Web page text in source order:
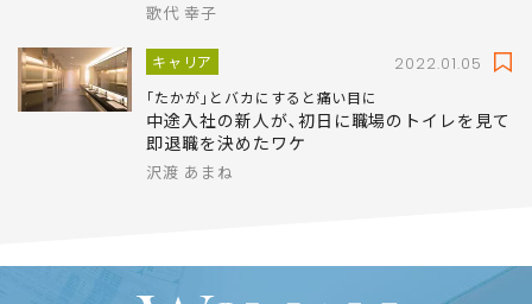
歌代 幸子
キャリア 2022.01.05
｢たかが｣とバカにすると痛い目に
中途入社の新人が､初日に職場のトイレを見て
即退職を決めたワケ
沢渡 あまね